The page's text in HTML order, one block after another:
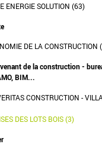
ENERGIE SOLUTION (63)
DE LA CONSTRUCTION
de la construction -
BIM...
CONSTRUCTION -
DES LOTS BOIS (3)